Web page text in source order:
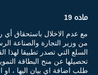
ماده 19
مع عدم الاخلال باستحقاق
من وزير التجارة والصناعة
السلع التي تصدر تطبيقا لهذا
تحصيلها عن منح البطاقة
طلب اضافة اي بيان اليها ، او